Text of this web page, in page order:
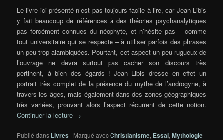
Le livre ici présenté n’est pas toujours facile à lire, car Jean Libis
y fait beaucoup de références à des théories psychanalytiques
pas forcément connues du néophyte, et n’hésite pas – comme
tout universitaire qui se respecte – à utiliser parfois des phrases
un peu trop alambiquées. Pourtant, cet aspect un peu rugueux de
l’ouvrage ne devra surtout pas cacher son discours très
pertinent, à bien des égards ! Jean Libis dresse en effet un
portrait très complet de la présence du mythe de l’androgyne, à
travers les âges, mais également dans des zones géographiques
très variées, prouvant alors l’aspect récurrent de cette notion.
Continuer la lecture →
Publié dans Livres | Marqué avecChristianisme, Essai,Mythologie